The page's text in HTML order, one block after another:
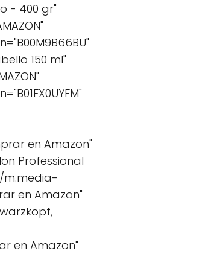
- 400 gr"
150 ml"
en Amazon"
Professional
m.media-
en Amazon"
en Amazon"